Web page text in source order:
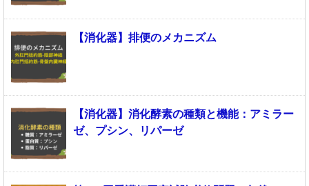
【消化器】排便のメカニズム
【消化器】消化酵素の種類と機能：アミラー
ゼ、プシン、リパーゼ